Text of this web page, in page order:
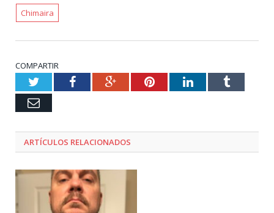
Chimaira
COMPARTIR
TwitterFacebookGoogle+PinterestLinkedInTumblr
Email
ARTÍCULOS RELACIONADOS